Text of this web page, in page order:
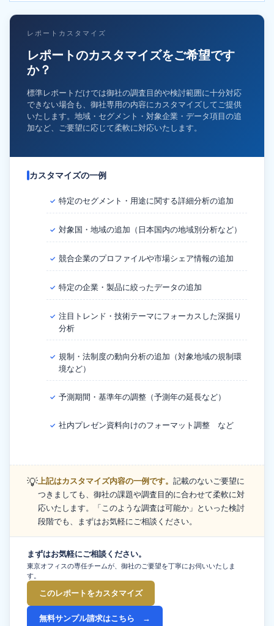
レポートカスタマイズ
レポートのカスタマイズをご希望です
か？
標準レポートだけでは御社の調査目的や検討範囲に十分対応
できない場合も、御社専用の内容にカスタマイズしてご提供
いたします。地域・セグメント・対象企業・データ項目の追
加など、ご要望に応じて柔軟に対応いたします。
カスタマイズの一例
✓ 特定のセグメント・用途に関する詳細分析の追加
✓ 対象国・地域の追加（日本国内の地域別分析など）
✓ 競合企業のプロファイルや市場シェア情報の追加
✓ 特定の企業・製品に絞ったデータの追加
✓ 注目トレンド・技術テーマにフォーカスした深掘り
分析
✓ 規制・法制度の動向分析の追加（対象地域の規制環
境など）
✓ 予測期間・基準年の調整（予測年の延長など）
✓ 社内プレゼン資料向けのフォーマット調整 など
💡上記はカスタマイズ内容の一例です。 記載のないご要望に
つきましても、御社の課題や調査目的に合わせて柔軟に対
応いたします。「このような調査は可能か」といった検討
段階でも、まずはお気軽にご相談ください。
まずはお気軽にご相談ください。
東京オフィスの専任チームが、御社のご要望を丁寧にお伺いいたしま
す。
このレポートをカスタマイズ
無料サンプル請求はこちら →